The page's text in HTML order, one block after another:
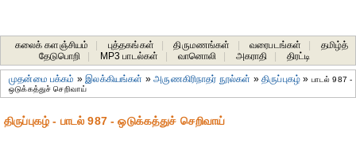
கலைக் களஞ்சியம் புத்தகங்கள் திருமணங்கள் வரைபடங்கள்
தமிழ்த்
தேடுபொறி
MP3 பாடல்கள் வானொலி அகராதி திரட்டி
முதன்மை பக்கம் »இலக்கியங்கள் »அருணகிரிநாதர் நூல்கள் »திருப்புகழ் » பாடல் 987 -
ஒடுக்கத்துச் செறிவாய்
திருப்புகழ் - பாடல் 987 - ஒடுக்கத்துச் செறிவாய்